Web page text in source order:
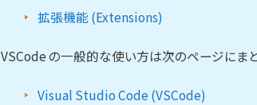
拡張機能 (Extensions)
VSCode の一般的な使い方は次のページにまと
Visual Studio Code (VSCode)